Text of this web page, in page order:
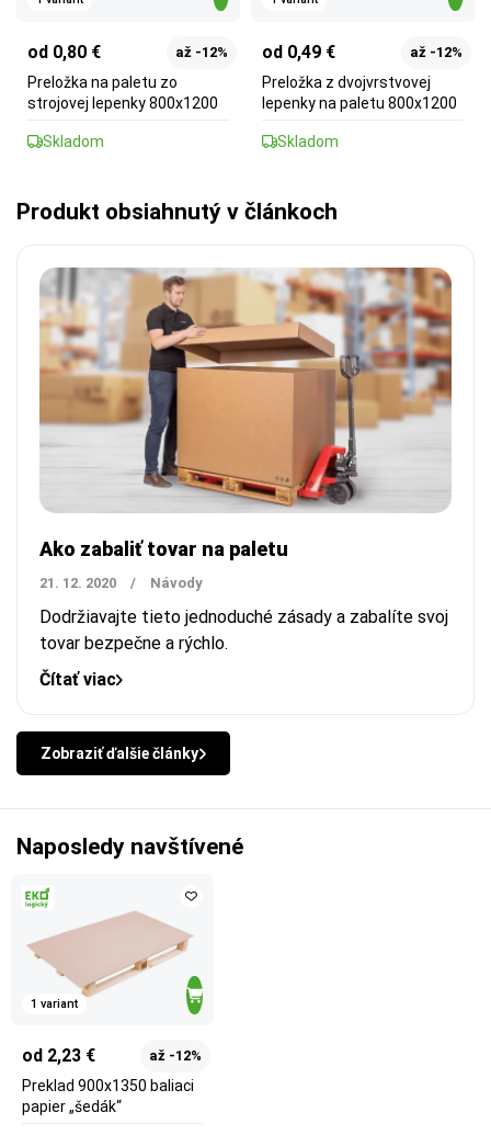
od 0,80 € až -12%
Preložka na paletu zo
strojovej lepenky 800x1200
Skladom
od 0,49 € až -12%
Preložka z dvojvrstvovej
lepenky na paletu 800x1200
Skladom
Produkt obsiahnutý v článkoch
Ako zabaliť tovar na paletu
21. 12. 2020 / Návody
Dodržiavajte tieto jednoduché zásady a zabalíte svoj
tovar bezpečne a rýchlo.
Čítať viac
Zobraziť ďalšie články
Naposledy navštívené
1 variant
od 2,23 € až -12%
Preklad 900x1350 baliaci
papier „šedák“